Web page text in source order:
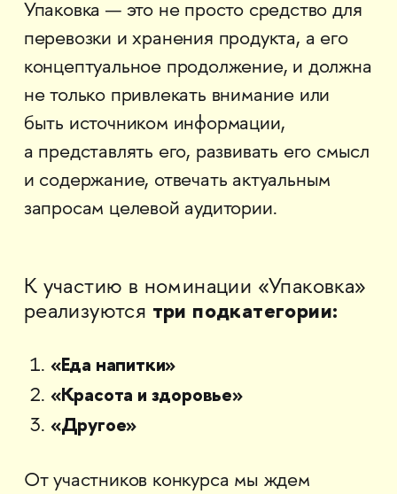
Упаковка — это не просто средство для
перевозки и хранения продукта, а его
концептуальное продолжение, и должна
не только привлекать внимание или
быть источником информации,
а представлять его, развивать его смысл
и содержание, отвечать актуальным
запросам целевой аудитории.
К участию в номинации «Упаковка»
реализуются три подкатегории:
«Еда напитки»
«Красота и здоровье»
«Другое»
От участников конкурса мы ждем